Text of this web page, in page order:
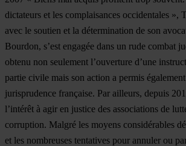
dictateurs et les complaisances occidentales »,
avec le soutien et la détermination de son
Bourdon, s’est engagée dans un rude combat
obtenu non seulement l’ouverture d’une
partie civile mais son action a permis
jurisprudence française. Par ailleurs, depuis
l’intérêt à agir en justice des associations de
corruption. Malgré les moyens considérables
et les nombreuses tentatives pour annuler ou